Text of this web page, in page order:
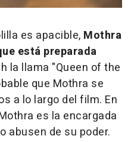
es apacible, Mothra
está preparada
la llama "Queen of the
que Mothra se
a lo largo del film. En
es la encargada
abusen de su poder.